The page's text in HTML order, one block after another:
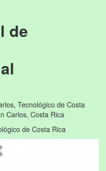
de
Tecnológico de Costa
Carlos, Costa Rica
de Costa Rica